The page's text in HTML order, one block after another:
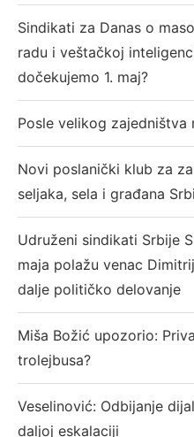
Sindikati za Danas o
radu i veštačkoj
dočekujemo 1. maj?
Posle velikog
Novi poslanički klub za
seljaka, sela i građana
Udruženi sindikati Srbije
maja polažu venac
dalje političko delovanje
Miša Božić upozorio:
trolejbusa?
Veselinović: Odbijanje
daljoj eskalaciji